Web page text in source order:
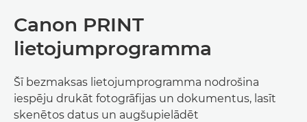
Canon PRINT
lietojumprogramma
Šī bezmaksas lietojumprogramma nodrošina
iespēju drukāt fotogrāfijas un dokumentus, lasīt
skenētos datus un augšupielādēt